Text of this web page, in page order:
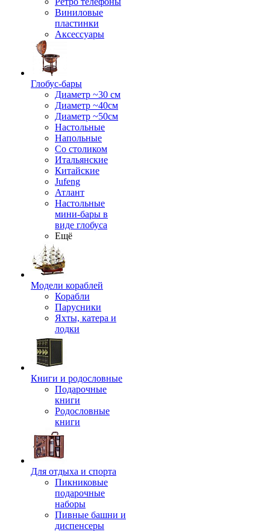
Виниловые
пластинки
Аксессуары
Глобус-бары
Диаметр ~30 см
Диаметр ~40см
Диаметр ~50см
Настольные
Напольные
Со столиком
Итальянские
Китайские
Jufeng
Атлант
Настольные
мини-бары в
виде глобуса
Ещё
Модели кораблей
Корабли
Парусники
Яхты, катера и
лодки
Книги и родословные
Подарочные
книги
Родословные
книги
Для отдыха и спорта
Пикниковые
подарочные
наборы
Пивные башни и
диспенсеры